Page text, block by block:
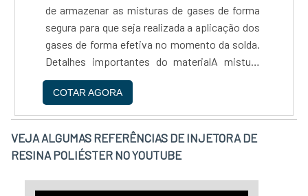
de armazenar as misturas de gases de forma
segura para que seja realizada a aplicação dos
gases de forma efetiva no momento da solda.
Detalhes importantes do materialA mistura
armazenada no cilindro de gás utilizado
especificamente em solda MIG armazena a
mistura de dois ga....
COTAR AGORA
VEJA ALGUMAS REFERÊNCIAS DE INJETORA DE
RESINA POLIÉSTER NO YOUTUBE